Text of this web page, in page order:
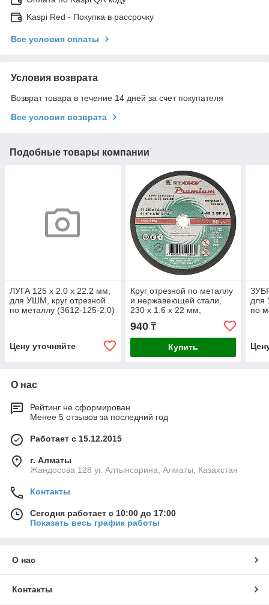
Kaspi Red - Покупка в рассрочку
Все условия оплаты
Условия возврата
Возврат товара в течение 14 дней за счет покупателя
Все условия возврата
Подобные товары компании
ЛУГА 125 x 2.0 x 22.2 мм,
для УШМ, круг отрезной
по металлу (3612-125-2.0)
Цену уточняйте
Круг отрезной по металлу
и нержавеющей стали,
230 х 1.6 х 22 мм,
Премиум "Луга"
940₸
Купить
для
по
О нас
Рейтинг не сформирован
Менее 5 отзывов за последний год
Работает с 15.12.2015
г. Алматы
Жандосова 128 уг. Алтынсарина, Алматы, Казахстан
Контакты
Сегодня работает с 10:00 до 17:00
Показать весь график работы
О нас
Контакты